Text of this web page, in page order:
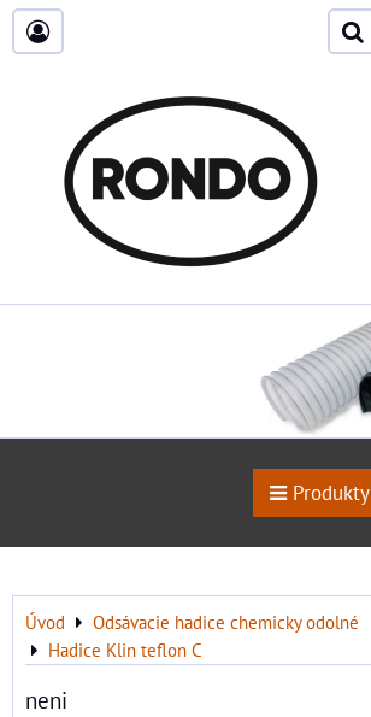
Produkty
Úvod
Odsávacie hadice chemicky odolné
Hadice Klin teflon C
neni